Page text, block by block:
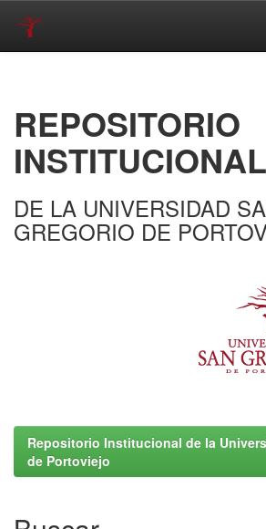
REPOSITORIO
INSTITUCIONAL
DE LA UNIVERSIDAD
GREGORIO DE
Repositorio Institucional de la
de Portoviejo